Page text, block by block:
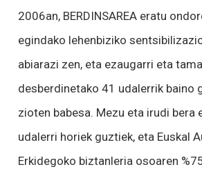
2006an, BERDINSAREA eratu
egindako lehenbiziko
abiarazi zen, eta ezaugarri eta
desberdinetako 41 udalerrik baino
zioten babesa. Mezu eta irudi bera
udalerri horiek guztiek, eta Euskal
Erkidegoko biztanleria osoaren